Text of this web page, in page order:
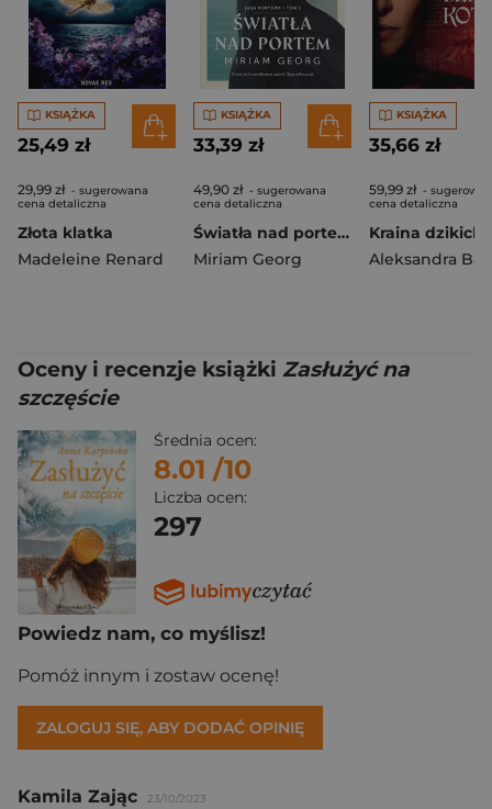
KSIĄŻKA
25,49 zł
29,99 zł - sugerowana
cena detaliczna
Złota klatka
Madeleine Renard
KSIĄŻKA
33,39 zł
49,90 zł - sugerowana
cena detaliczna
Światła nad portem. Saga portowa Tom. 1
Miriam Georg
KSIĄŻKA
35,66 zł
59,99 zł -
cena detaliczna
Aleksandra
Oceny i recenzje książki Zasłużyć na
szczęście
Średnia ocen:
8.01 /10
Liczba ocen:
297
Powiedz nam, co myślisz!
Pomóż innym i zostaw ocenę!
ZALOGUJ SIĘ, ABY DODAĆ OPINIĘ
Kamila Zając 23/10/2023